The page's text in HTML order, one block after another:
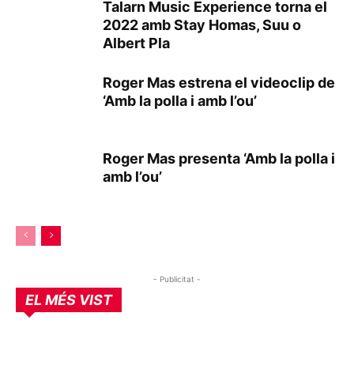
Talarn Music Experience torna el
2022 amb Stay Homas, Suu o
Albert Pla
Roger Mas estrena el videoclip de
‘Amb la polla i amb l’ou’
Roger Mas presenta ‘Amb la polla i
amb l’ou’
- Publicitat -
EL MÉS VIST